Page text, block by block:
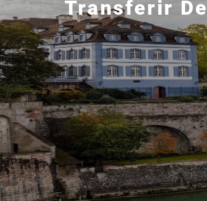
Transferir De